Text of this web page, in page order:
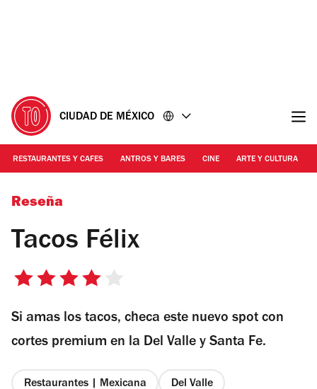
CIUDAD DE MÉXICO
RESTAURANTES Y CAFES ANTROS Y BARES CINE ARTE Y CULTURA
Foto: cortesía
Reseña
Tacos Félix
4
5
estrellas
Si amas los tacos, checa este nuevo spot con
cortes premium en la Del Valle y Santa Fe.
Restaurantes | Mexicana Del Valle